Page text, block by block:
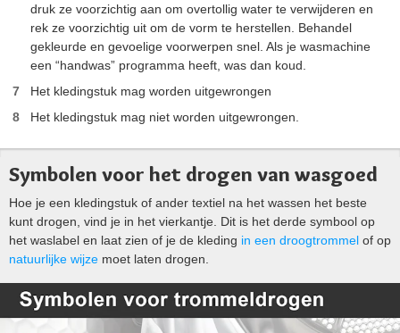
druk ze voorzichtig aan om overtollig water te verwijderen en
rek ze voorzichtig uit om de vorm te herstellen. Behandel
gekleurde en gevoelige voorwerpen snel. Als je wasmachine
een “handwas” programma heeft, was dan koud.
Het kledingstuk mag worden uitgewrongen
Het kledingstuk mag niet worden uitgewrongen.
Symbolen voor het drogen van wasgoed
Hoe je een kledingstuk of ander textiel na het wassen het beste
kunt drogen, vind je in het vierkantje. Dit is het derde symbool op
het waslabel en laat zien of je de kleding in een droogtrommel of op
natuurlijke wijze moet laten drogen.